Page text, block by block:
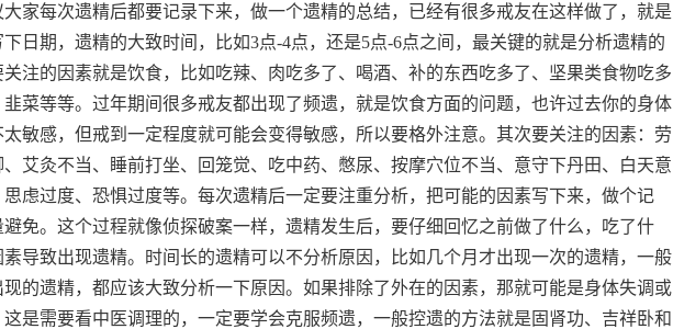
家每次遗精后都要记录下来，做一个遗精的总结，已经有很多戒友在这样做了，就是
日期，遗精的大致时间，比如3点-4点，还是5点-6点之间，最关键的就是分析遗精的
注的因素就是饮食，比如吃辣、肉吃多了、喝酒、补的东西吃多了、坚果类食物吃多
韭菜等等。过年期间很多戒友都出现了频遗，就是饮食方面的问题，也许过去你的身体
敏感，但戒到一定程度就可能会变得敏感，所以要格外注意。其次要关注的因素：劳
艾灸不当、睡前打坐、回笼觉、吃中药、憋尿、按摩穴位不当、意守下丹田、白天意
虑过度、恐惧过度等。每次遗精后一定要注重分析，把可能的因素写下来，做个记
避免。这个过程就像侦探破案一样，遗精发生后，要仔细回忆之前做了什么，吃了什
素导致出现遗精。时间长的遗精可以不分析原因，比如几个月才出现一次的遗精，一般
的遗精，都应该大致分析一下原因。如果排除了外在的因素，那就可能是身体失调或
是需要看中医调理的，一定要学会克服频遗，一般控遗的方法就是固肾功、吉祥卧和